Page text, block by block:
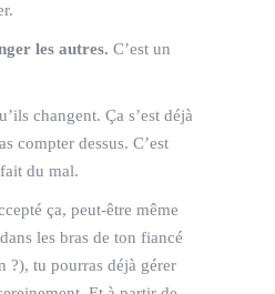
les autres. C’est un
changent. Ça s’est déjà
compter dessus. C’est
du mal.
ça, peut-être même
les bras de ton fiancé
?), tu pourras déjà gérer